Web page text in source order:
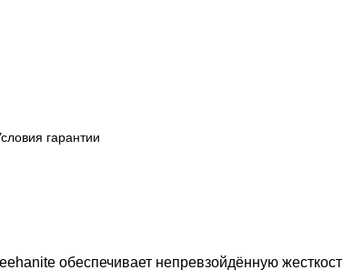
гарантии
обеспечивает непревзойдённую жесткост